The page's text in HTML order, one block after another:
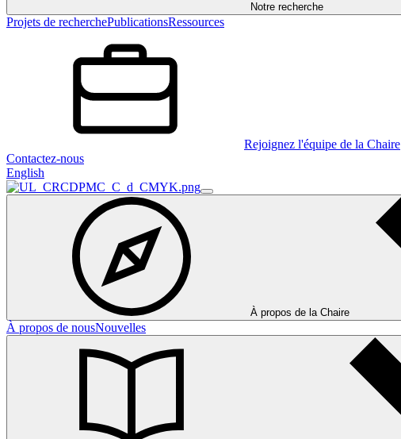
Notre recherche
Projets de recherchePublicationsRessources
Rejoignez l'équipe de la Chaire
Contactez-nous
English
À propos de la Chaire
À propos de nousNouvelles